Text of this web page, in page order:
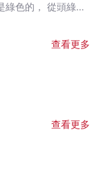
色的， 從頭綠到
查看更多
查看更多